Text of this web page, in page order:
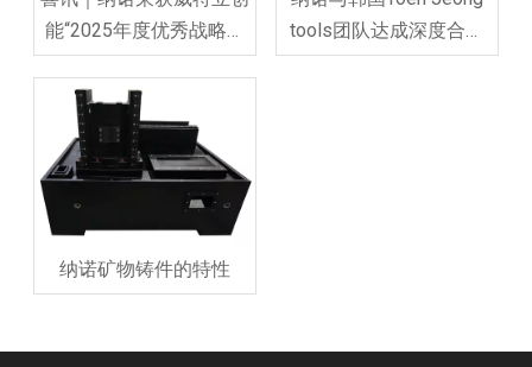
能“2025年度优秀战略合
作伙伴”称号
tools团队达成深度合作
共识，共拓新材料与机床
纳诺矿物铸件的特性